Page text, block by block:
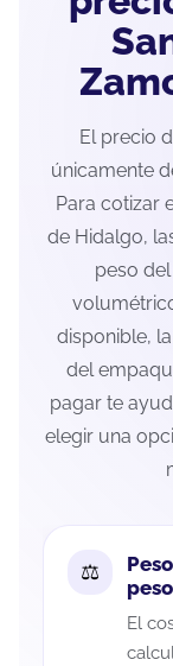
El precio
únicamente
Para cotizar
de Hidalgo,
peso
disponible,
del
pagar te
elegir una
El